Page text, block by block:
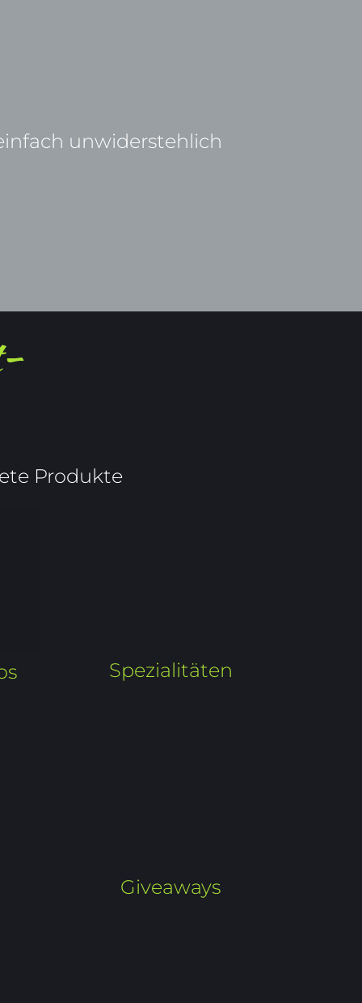
unwiderstehlich
Produkte
Spezialitäten
Giveaways